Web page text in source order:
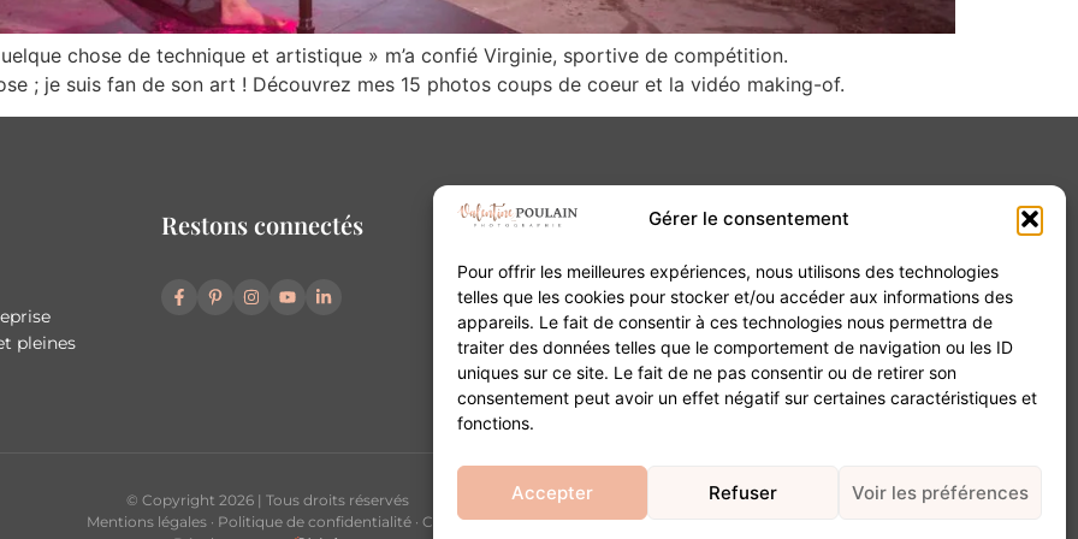
Gérer le consentement
Pour offrir les meilleures expériences, nous utilisons des technologies
telles que les cookies pour stocker et/ou accéder aux informations des
appareils. Le fait de consentir à ces technologies nous permettra de
traiter des données telles que le comportement de navigation ou les ID
uniques sur ce site. Le fait de ne pas consentir ou de retirer son
consentement peut avoir un effet négatif sur certaines caractéristiques et
fonctions.
Accepter Refuser Voir les préférences
chose de technique et artistique » m’a confié Virginie, sportive de compétition.
; je suis fan de son art ! Découvrez mes 15 photos coups de coeur et la vidéo making-of.
pleines
Restons connectés Contact
20B Grand Rue 68180 Horbourg-Wihr
06 84 93 03 01
contact@valentinepoulain.com
© Copyright 2026 | Tous droits réservés
Mentions légales· Politique de confidentialité· CGV